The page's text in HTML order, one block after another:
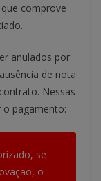
comprove
anulados por
de nota
Nessas
o pagamento:
se
o